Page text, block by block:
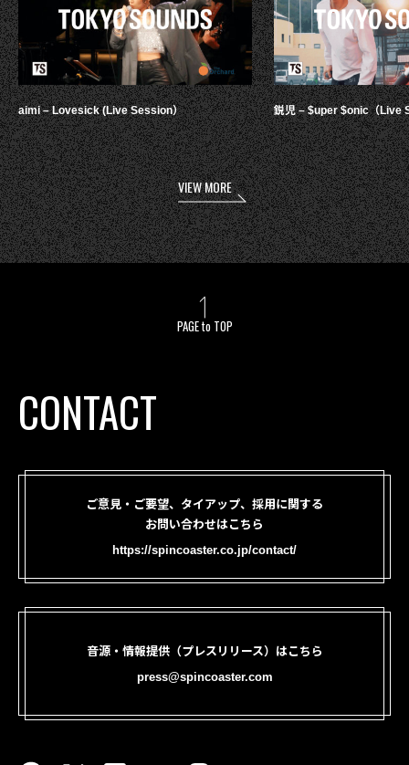
aimi – Lovesick (Live Session） 鋭児 – $uper $onic（Live
VIEW MORE
PAGE to TOP
CONTACT
ご意見・ご要望、タイアップ、採用に関する
お問い合わせはこちら
https://spincoaster.co.jp/contact/
音源・情報提供（プレスリリース）はこちら
press@spincoaster.com